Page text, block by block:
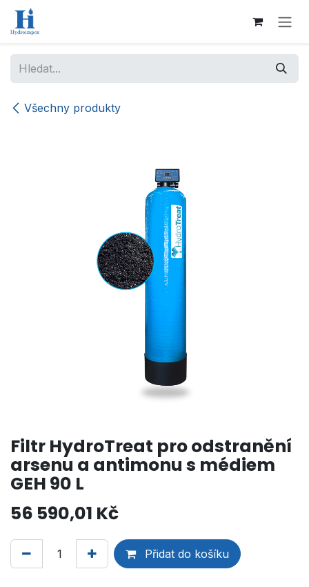
Přejít na obsah
Všechny produkty
Filtr HydroTreat pro odstranění
arsenu a antimonu s médiem
GEH 90 L
56 590,01 Kč
Přidat do košíku